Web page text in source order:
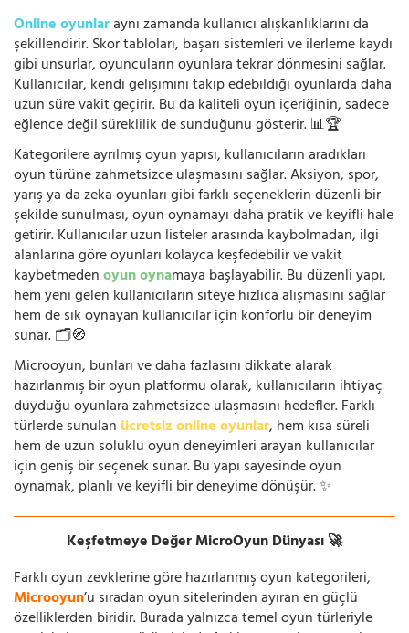
Online oyunlaraynı zamanda kullanıcı alışkanlıklarını da
şekillendirir. Skor tabloları, başarı sistemleri ve ilerleme kaydı
gibi unsurlar, oyuncuların oyunlara tekrar dönmesini sağlar.
Kullanıcılar, kendi gelişimini takip edebildiği oyunlarda daha
uzun süre vakit geçirir. Bu da kaliteli oyun içeriğinin, sadece
eğlence değil süreklilik de sunduğunu gösterir. 📊🏆
Kategorilere ayrılmış oyun yapısı, kullanıcıların aradıkları
oyun türüne zahmetsizce ulaşmasını sağlar. Aksiyon, spor,
yarış ya da zeka oyunları gibi farklı seçeneklerin düzenli bir
şekilde sunulması, oyun oynamayı daha pratik ve keyifli hale
getirir. Kullanıcılar uzun listeler arasında kaybolmadan, ilgi
alanlarına göre oyunları kolayca keşfedebilir ve vakit
kaybetmedenoyun oynamaya başlayabilir. Bu düzenli yapı,
hem yeni gelen kullanıcıların siteye hızlıca alışmasını sağlar
hem de sık oynayan kullanıcılar için konforlu bir deneyim
sunar. 🗂️🧭
Microoyun, bunları ve daha fazlasını dikkate alarak
hazırlanmış bir oyun platformu olarak, kullanıcıların ihtiyaç
duyduğu oyunlara zahmetsizce ulaşmasını hedefler. Farklı
türlerde sunulan ücretsiz online oyunlar, hem kısa süreli
hem de uzun soluklu oyun deneyimleri arayan kullanıcılar
için geniş bir seçenek sunar. Bu yapı sayesinde oyun
oynamak, planlı ve keyifli bir deneyime dönüşür. ✨
Keşfetmeye Değer MicroOyun Dünyası 🚀
Farklı oyun zevklerine göre hazırlanmış oyun kategorileri,
Microoyun’u sıradan oyun sitelerinden ayıran en güçlü
özelliklerden biridir. Burada yalnızca temel oyun türleriyle